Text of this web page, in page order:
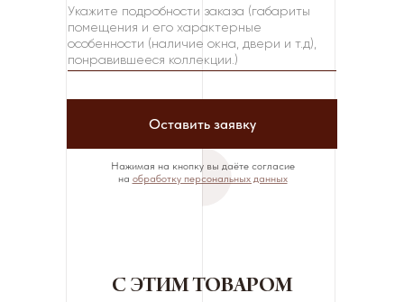
Оставить заявку
Нажимая на кнопку вы даёте согласие
на обработку персональных данных
С ЭТИМ ТОВАРОМ